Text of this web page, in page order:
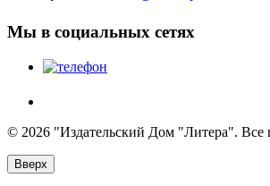
Мы в социальных сетях
© 2026 "Издательский Дом "Литера". Все
Вверх